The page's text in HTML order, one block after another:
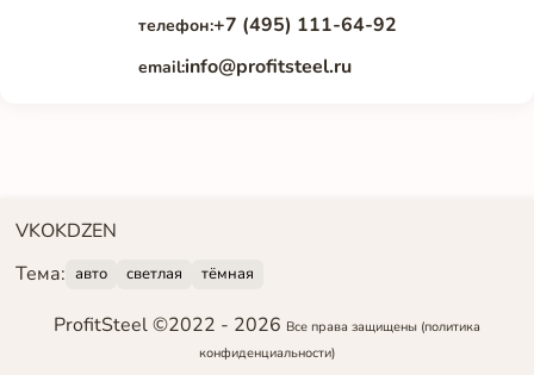
телефон:+7 (495) 111-64-92
email:info@profitsteel.ru
VKOKDZEN
Тема: авто светлая тёмная
ProfitSteel ©2022 - 2026 Все права защищены (политика
конфиденциальности)